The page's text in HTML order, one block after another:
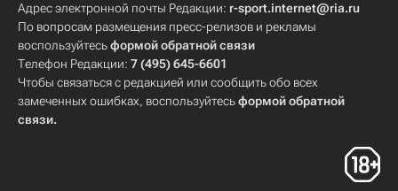
Адрес электронной почты Редакции: r-sport.internet@ria.ru
По вопросам размещения пресс-релизов и рекламы
воспользуйтесьформой обратной связи
Телефон Редакции: 7 (495) 645-6601
Чтобы связаться с редакцией или сообщить обо всех
замеченных ошибках, воспользуйтесьформой обратной
связи.